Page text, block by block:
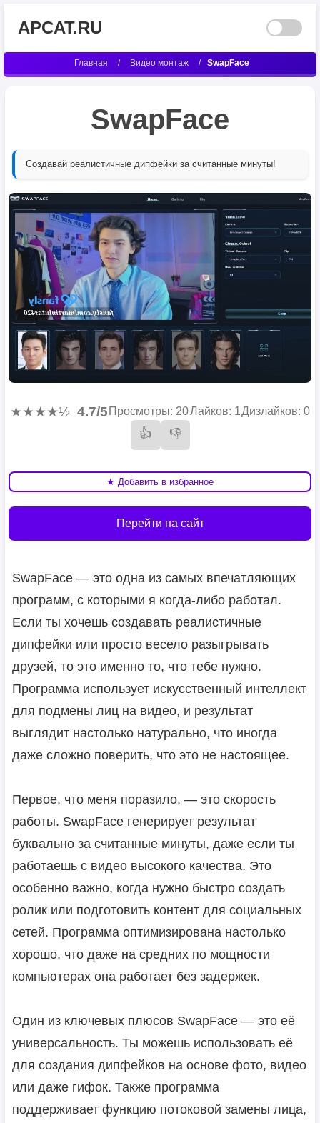
APCAT.RU
Главная / Видео монтаж / SwapFace
SwapFace
Создавай реалистичные дипфейки за считанные минуты!
★★★★½ 4.7/5 Просмотры: 20Лайков: 1Дизлайков: 0
👍 👎
★ Добавить в избранное
Перейти на сайт
SwapFace — это одна из самых впечатляющих
программ, с которыми я когда-либо работал.
Если ты хочешь создавать реалистичные
дипфейки или просто весело разыгрывать
друзей, то это именно то, что тебе нужно.
Программа использует искусственный интеллект
для подмены лиц на видео, и результат
выглядит настолько натурально, что иногда
даже сложно поверить, что это не настоящее.
Первое, что меня поразило, — это скорость
работы. SwapFace генерирует результат
буквально за считанные минуты, даже если ты
работаешь с видео высокого качества. Это
особенно важно, когда нужно быстро создать
ролик или подготовить контент для социальных
сетей. Программа оптимизирована настолько
хорошо, что даже на средних по мощности
компьютерах она работает без задержек.
Один из ключевых плюсов SwapFace — это её
универсальность. Ты можешь использовать её
для создания дипфейков на основе фото, видео
или даже гифок. Также программа
поддерживает функцию потоковой замены лица,